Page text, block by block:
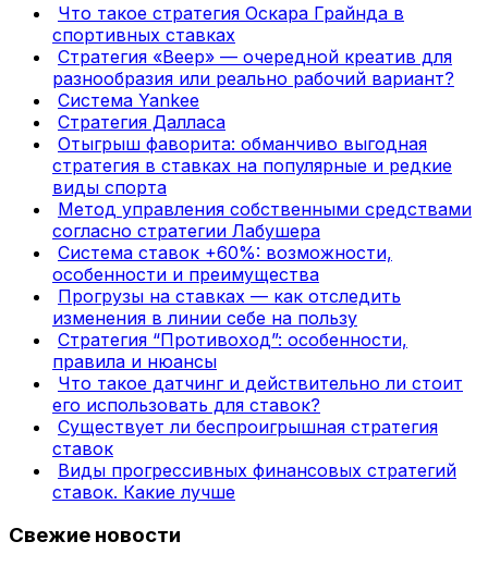
Что такое стратегия Оскара Грайнда в
спортивных ставках
Стратегия «Веер» — очередной креатив для
разнообразия или реально рабочий вариант?
Система Yankee
Стратегия Далласа
Отыгрыш фаворита: обманчиво выгодная
стратегия в ставках на популярные и редкие
виды спорта
Метод управления собственными средствами
согласно стратегии Лабушера
Система ставок +60%: возможности,
особенности и преимущества
Прогрузы на ставках — как отследить
изменения в линии себе на пользу
Стратегия “Противоход”: особенности,
правила и нюансы
Что такое датчинг и действительно ли стоит
его использовать для ставок?
Существует ли беспроигрышная стратегия
ставок
Виды прогрессивных финансовых стратегий
ставок. Какие лучше
Свежие новости